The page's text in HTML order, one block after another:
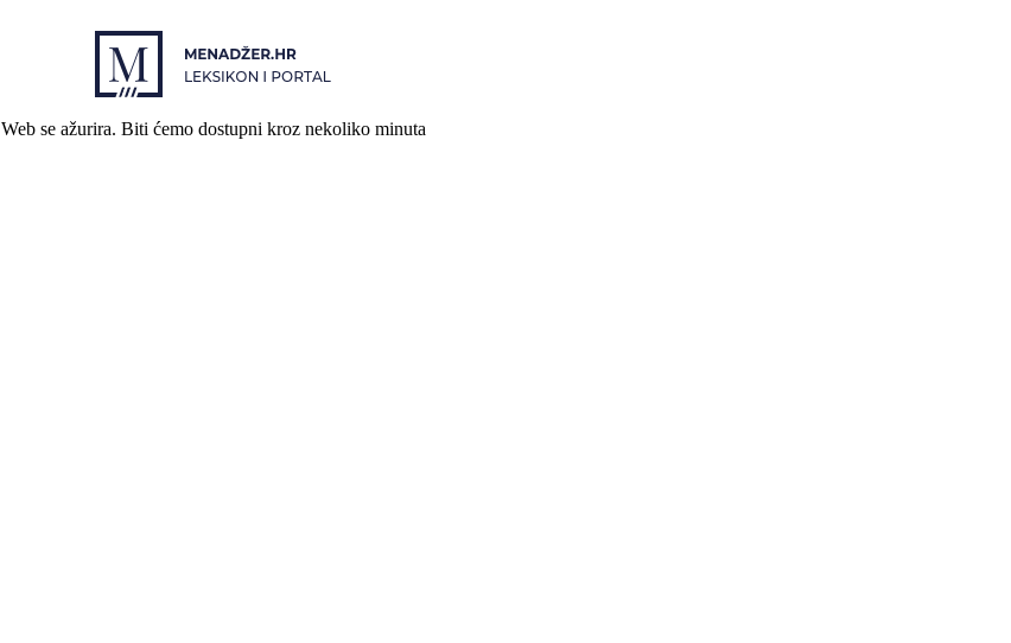
Web se ažurira. Biti ćemo dostupni kroz nekoliko minuta